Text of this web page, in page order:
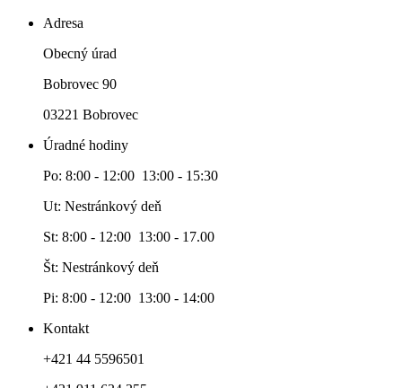
Adresa
Obecný úrad
Bobrovec 90
03221 Bobrovec
Úradné hodiny
Po: 8:00 - 12:00 13:00 - 15:30
Ut: Nestránkový deň
St: 8:00 - 12:00 13:00 - 17.00
Št: Nestránkový deň
Pi: 8:00 - 12:00 13:00 - 14:00
Kontakt
+421 44 5596501